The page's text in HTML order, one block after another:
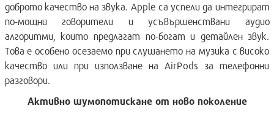
доброто качество на звука. Apple са успели да интегрират
по-мощни говорители и усъвършенствани аудио
алгоритми, които предлагат по-богат и детайлен звук.
Това е особено осезаемо при слушането на музика с високо
качество или при използване на AirPods за телефонни
разговори.
Активно шумопотискане от ново поколение